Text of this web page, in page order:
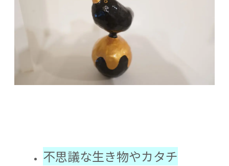
不思議な生き物やカタチ